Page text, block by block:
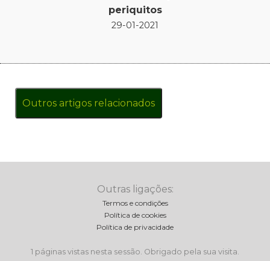
periquitos
29-01-2021
Outros artigos relacionados
Outras ligações:
Termos e condições
Política de cookies
Política de privacidade
1 páginas vistas nesta sessão. Obrigado pela sua visita.